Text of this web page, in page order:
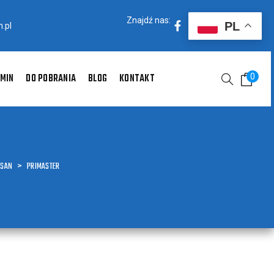
Znajdź nas:
DO POBRANIA BLOG KONTAKT 0
> PRIMASTER
PL